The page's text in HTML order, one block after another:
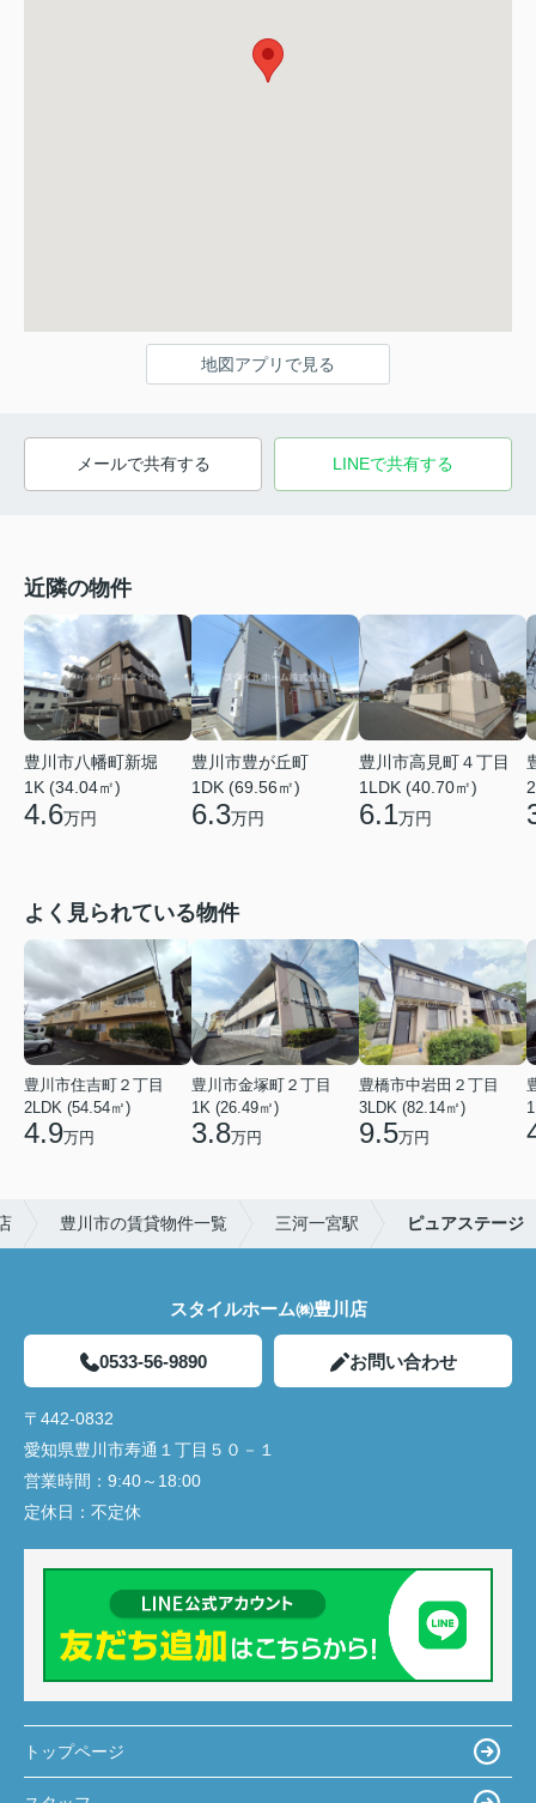
地図アプリで見る
メールで共有する LINEで共有する
近隣の物件
豊川市八幡町新堀
1K (34.04㎡)
4.6万円
豊川市豊が丘町
1DK (69.56㎡)
6.3万円
豊川市高見町４丁目
1LDK (40.70㎡)
6.1万円
よく見られている物件
豊川市住吉町２丁目
2LDK (54.54㎡)
4.9万円
豊川市金塚町２丁目
1K (26.49㎡)
3.8万円
豊橋市中岩田２丁目
3LDK (82.14㎡)
9.5万円
豊川市の賃貸物件一覧 三河一宮駅 ピュアステージ
スタイルホーム㈱豊川店
0533-56-9890 お問い合わせ
〒442-0832
愛知県豊川市寿通１丁目５０－１
営業時間： 9:40～18:00
定休日： 不定休
トップページ